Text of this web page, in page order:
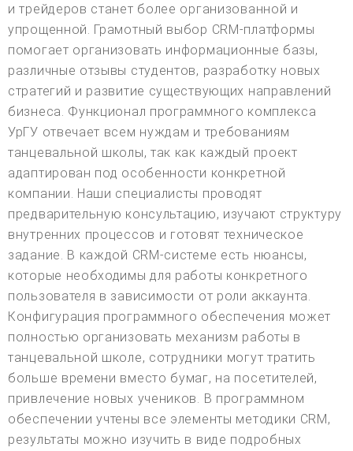
и трейдеров станет более организованной и
упрощенной. Грамотный выбор CRM-платформы
помогает организовать информационные базы,
различные отзывы студентов, разработку новых
стратегий и развитие существующих направлений
бизнеса. Функционал программного комплекса
УрГУ отвечает всем нуждам и требованиям
танцевальной школы, так как каждый проект
адаптирован под особенности конкретной
компании. Наши специалисты проводят
предварительную консультацию, изучают структуру
внутренних процессов и готовят техническое
задание. В каждой CRM-системе есть нюансы,
которые необходимы для работы конкретного
пользователя в зависимости от роли аккаунта.
Конфигурация программного обеспечения может
полностью организовать механизм работы в
танцевальной школе, сотрудники могут тратить
больше времени вместо бумаг, на посетителей,
привлечение новых учеников. В программном
обеспечении учтены все элементы методики CRM,
результаты можно изучить в виде подробных